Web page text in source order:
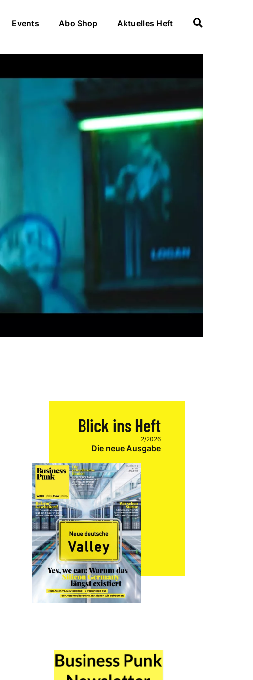
Events Abo Shop Aktuelles Heft
Blick ins Heft
2/2026
Die neue Ausgabe